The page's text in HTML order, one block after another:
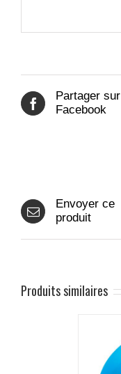
Partager sur
Facebook
Envoyer ce
produit
Produits similaires